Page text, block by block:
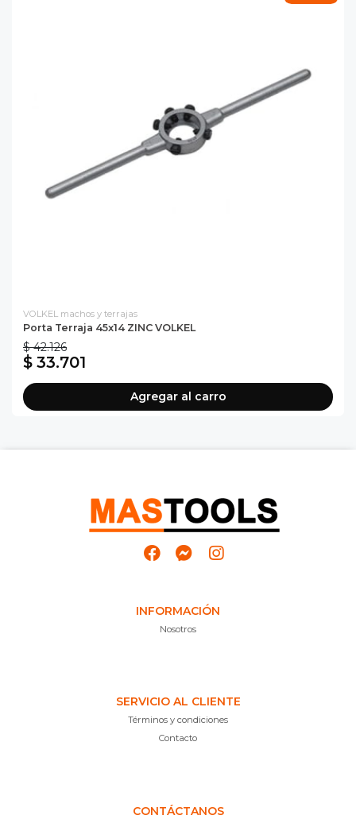
VOLKEL machos y terrajas
Porta Terraja 45x14 ZINC VOLKEL
$ 42.126
$ 33.701
Agregar al carro
INFORMACIÓN
Nosotros
SERVICIO AL CLIENTE
Términos y condiciones
Contacto
CONTÁCTANOS